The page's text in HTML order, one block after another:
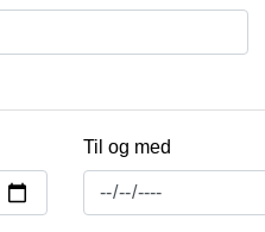
Til og med